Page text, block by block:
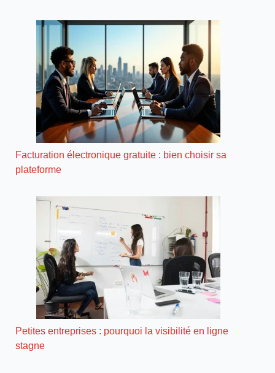
Facturation électronique gratuite : bien choisir sa
plateforme
Petites entreprises : pourquoi la visibilité en ligne
stagne